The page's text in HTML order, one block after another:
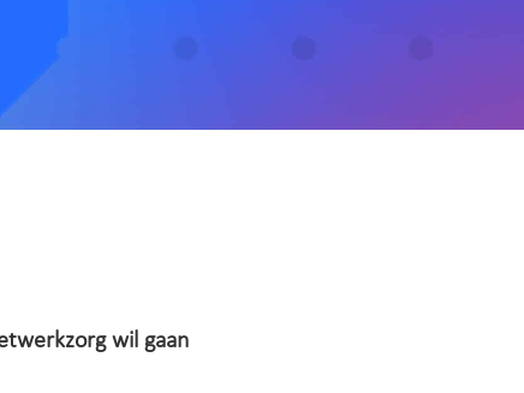
wil gaan